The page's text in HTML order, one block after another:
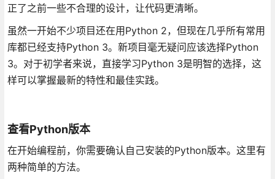
正了之前一些不合理的设计，让代码更清晰。
虽然一开始不少项目还在用Python 2，但现在几乎所有常用
库都已经支持Python 3。新项目毫无疑问应该选择Python
3。对于初学者来说，直接学习Python 3是明智的选择，这
样可以掌握最新的特性和最佳实践。
查看Python版本
在开始编程前，你需要确认自己安装的Python版本。这里有
两种简单的方法。